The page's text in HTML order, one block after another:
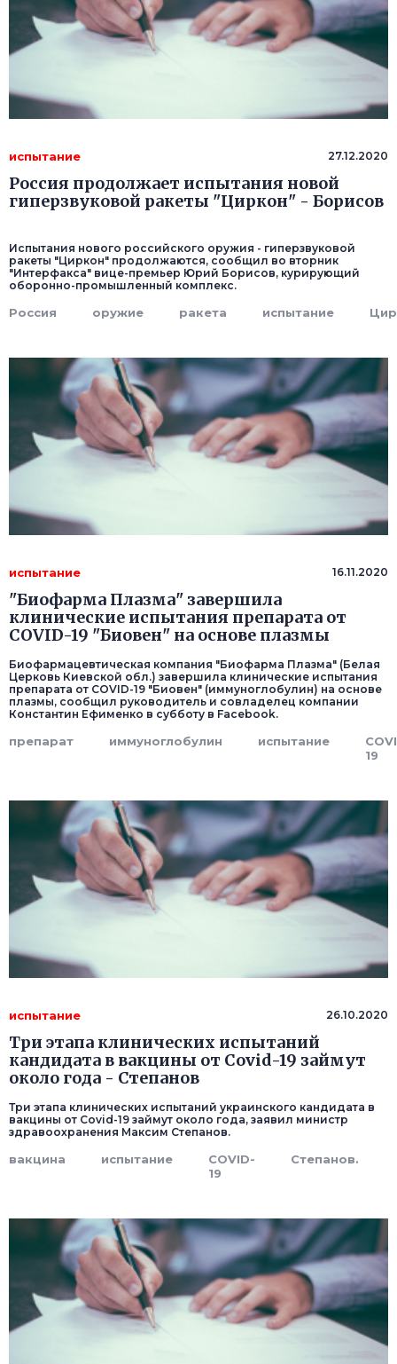
испытание 27.12.2020
Россия продолжает испытания новой
гиперзвуковой ракеты "Циркон" - Борисов
Испытания нового российского оружия - гиперзвуковой
ракеты "Циркон" продолжаются, сообщил во вторник
"Интерфакса" вице-премьер Юрий Борисов, курирующий
оборонно-промышленный комплекс.
Россия оружие ракета испытание
испытание 16.11.2020
"Биофарма Плазма" завершила
клинические испытания препарата от
COVID-19 "Биовен" на основе плазмы
Биофармацевтическая компания "Биофарма Плазма" (Белая
Церковь Киевской обл.) завершила клинические испытания
препарата от COVID-19 "Биовен" (иммуноглобулин) на основе
плазмы, сообщил руководитель и совладелец компании
Константин Ефименко в субботу в Facebook.
препарат иммуноглобулин испытание
19
испытание 26.10.2020
Три этапа клинических испытаний
кандидата в вакцины от Covid-19 займут
около года - Степанов
Три этапа клинических испытаний украинского кандидата в
вакцины от Covid-19 займут около года, заявил министр
здравоохранения Максим Степанов.
вакцина испытание
COVID-
19
Степанов.